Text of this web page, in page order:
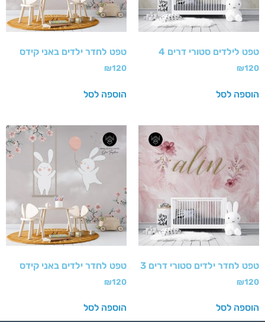
טפט לילדים סטורי דרים 4
₪120
הוספה לסל
טפט לחדר ילדים באני קידס
₪120
הוספה לסל
טפט לחדר ילדים סטורי דרים 3
₪120
הוספה לסל
טפט לחדר ילדים באני קידס
₪120
הוספה לסל